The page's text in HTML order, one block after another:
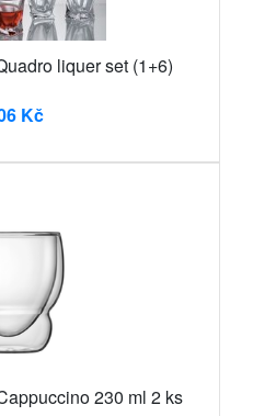
liquer set (1+6)
Kč
230 ml 2 ks